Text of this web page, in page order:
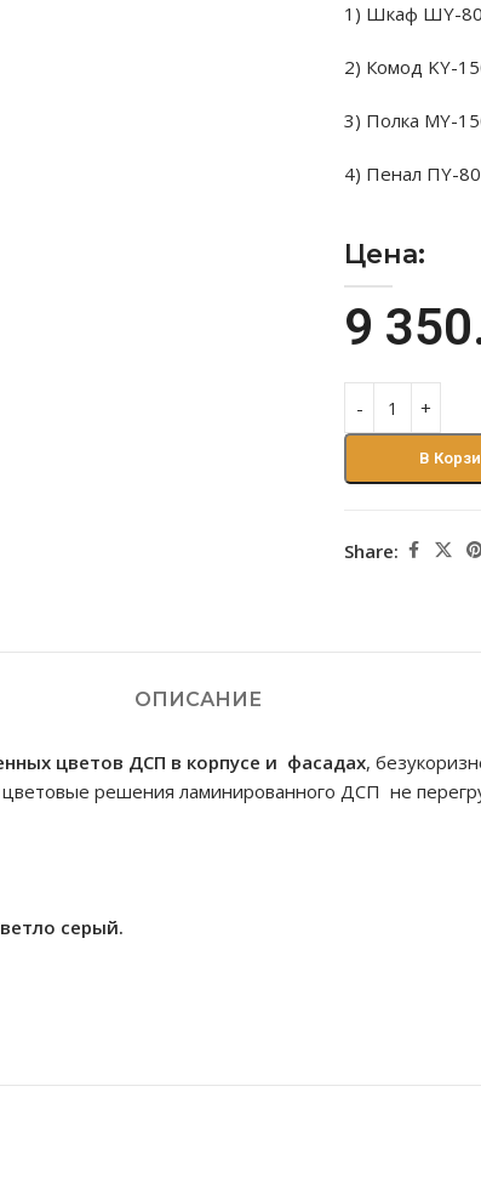
1) Шкаф ШY-
2) Комод KY-
3) Полка MY-
4) Пенал ПY-
Цена:
9
В
Share:
ОПИСАНИЕ
цветов ДСП в корпусе и фасадах,
решения ламинированного ДСП не
серый.